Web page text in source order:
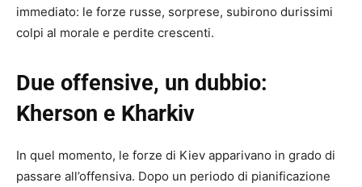
immediato: le forze russe, sorprese, subirono durissimi
colpi al morale e perdite crescenti.
Due offensive, un dubbio:
Kherson e Kharkiv
In quel momento, le forze di Kiev apparivano in grado di
passare all’offensiva. Dopo un periodo di pianificazione